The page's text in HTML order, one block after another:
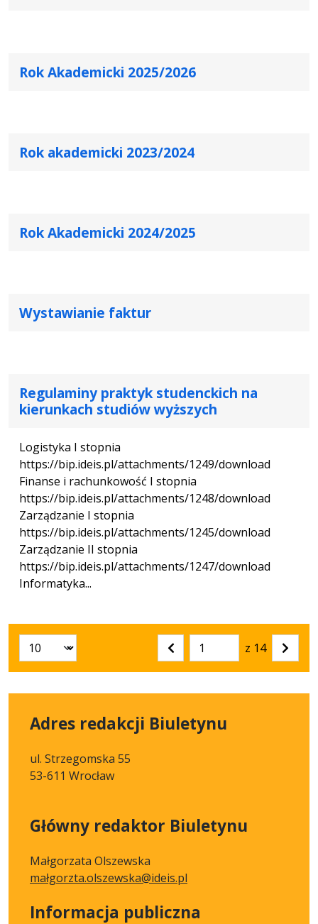
Rok Akademicki 2025/2026
Rok akademicki 2023/2024
Rok Akademicki 2024/2025
Wystawianie faktur
Regulaminy praktyk studenckich na
kierunkach studiów wyższych
Logistyka I stopnia
https://bip.ideis.pl/attachments/1249/download
Finanse i rachunkowość I stopnia
https://bip.ideis.pl/attachments/1248/download
Zarządzanie I stopnia
https://bip.ideis.pl/attachments/1245/download
Zarządzanie II stopnia
https://bip.ideis.pl/attachments/1247/download
Informatyka...
Liczba artykułów na stronie:
Poprzednia
Przejdź
do
strony
z 14
Adres redakcji Biuletynu
ul. Strzegomska 55
53-611 Wrocław
Główny redaktor Biuletynu
Małgorzata Olszewska
małgorzta.olszewska@ideis.pl
Informacja publiczna